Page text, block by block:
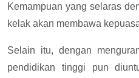
Kemampuan yang selaras
kelak akan membawa
Selain itu, dengan
pendidikan tinggi pun